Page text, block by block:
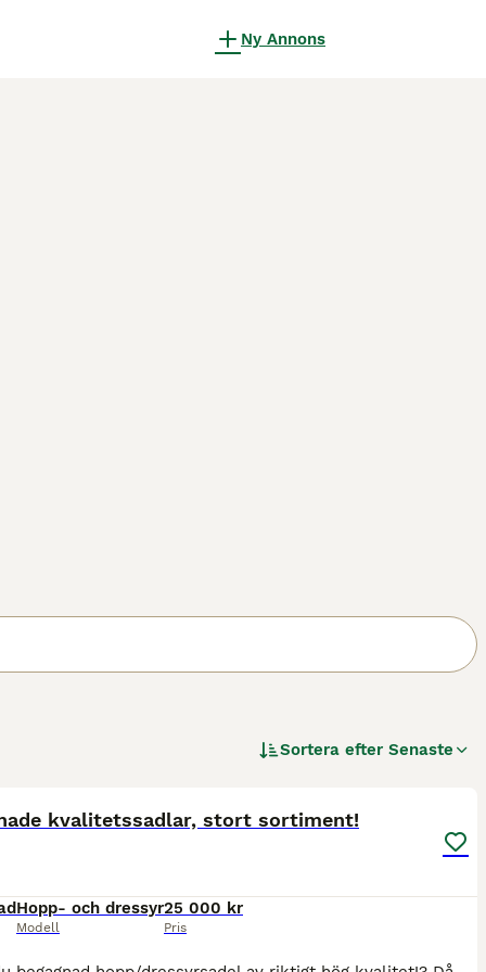
Ny Annons
Sortera efter Senaste
kvalitetssadlar, stort sortiment!
Hopp- och dressyr
Modell
25 000 kr
Pris